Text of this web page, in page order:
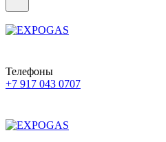
Телефоны
+7 917 043 0707